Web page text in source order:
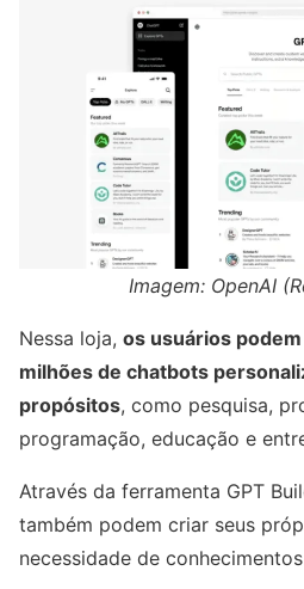
Imagem: OpenAI
Nessa loja, os usuários
milhões de chatbots
propósitos, como pesquisa,
programação, educação e
Através da ferramenta GPT
também podem criar seus
necessidade de